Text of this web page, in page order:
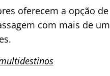
oferecem a opção de
com mais de um